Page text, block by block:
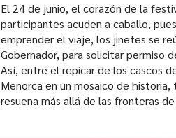
El 24 de junio, el corazón de la
participantes acuden a caballo,
emprender el viaje, los jinetes se
Gobernador, para solicitar permiso
Así, entre el repicar de los cascos
Menorca en un mosaico de
resuena más allá de las fronteras de